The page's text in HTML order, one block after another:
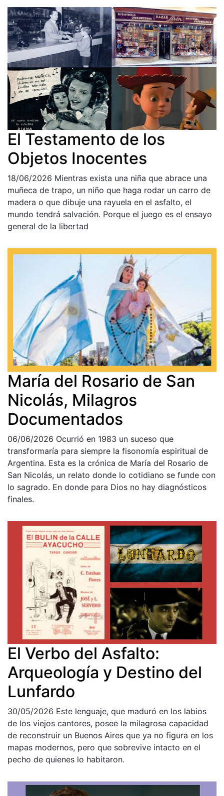
El Testamento de los
Objetos Inocentes
18/06/2026 Mientras exista una niña que abrace una
muñeca de trapo, un niño que haga rodar un carro de
madera o que dibuje una rayuela en el asfalto, el
mundo tendrá salvación. Porque el juego es el ensayo
general de la libertad
María del Rosario de San
Nicolás, Milagros
Documentados
06/06/2026 Ocurrió en 1983 un suceso que
transformaría para siempre la fisonomía espiritual de
Argentina. Esta es la crónica de María del Rosario de
San Nicolás, un relato donde lo cotidiano se funde con
lo sagrado. En donde para Dios no hay diagnósticos
finales.
El Verbo del Asfalto:
Arqueología y Destino del
Lunfardo
30/05/2026 Este lenguaje, que maduró en los labios
de los viejos cantores, posee la milagrosa capacidad
de reconstruir un Buenos Aires que ya no figura en los
mapas modernos, pero que sobrevive intacto en el
pecho de quienes lo habitaron.